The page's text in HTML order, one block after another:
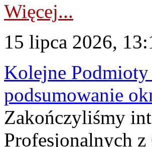
Więcej...
15 lipca 2026,
Kolejne
podsumowanie
Zakończyliśmy
Profesjonalnych